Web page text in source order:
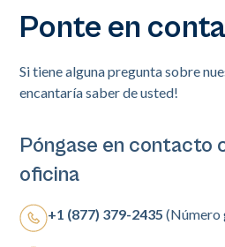
Ponte en
Si tiene alguna pregunta sobre
encantaría saber de usted!
Póngase en contacto
oficina
+1 (877) 379-2435 (Número